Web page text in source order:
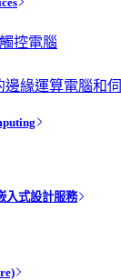
控電腦
邊緣運算電腦和
入式設計服務